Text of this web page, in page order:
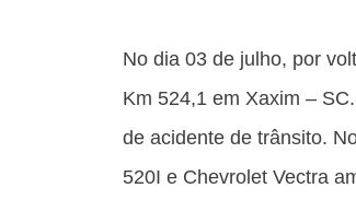
No dia 03 de julho, por
Km 524,1 em Xaxim –
de acidente de trânsito.
520I e Chevrolet Vectra